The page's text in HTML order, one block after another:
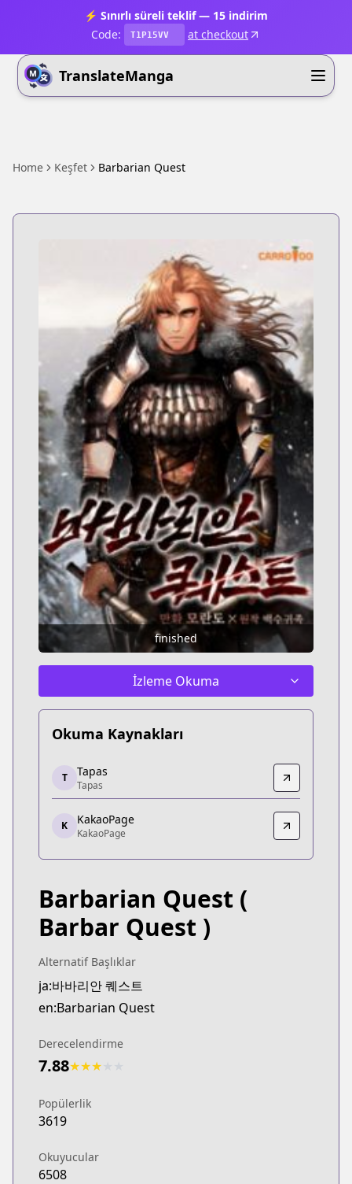
⚡ Sınırlı süreli teklif — 15 indirim
Code:
T1P15VV at checkout
TranslateManga
Home Keşfet Barbarian Quest
finished
İzleme Okuma
Okuma Kaynakları
Tapas
Tapas
https://tapas.io/series/barbarian-quest/info
KakaoPage
KakaoPage
https://page.kakao.com/home?seriesId=57943457
T Tapas
Tapas
K KakaoPage
KakaoPage
Barbarian Quest (
Barbar Quest )
Alternatif Başlıklar
ja:바바리안 퀘스트
en:Barbarian Quest
Derecelendirme
7.88★★★
Popülerlik
3619
Okuyucular
6508